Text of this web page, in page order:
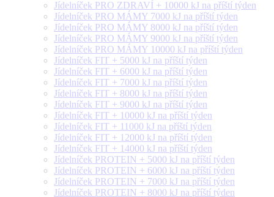
Jídelníček PRO ZDRAVÍ + 10000 kJ na příští týden
Jídelníček PRO MÁMY 7000 kJ na příští týden
Jídelníček PRO MÁMY 8000 kJ na příští týden
Jídelníček PRO MÁMY 9000 kJ na příští týden
Jídelníček PRO MÁMY 10000 kJ na příští týden
Jídelníček FIT + 5000 kJ na příští týden
Jídelníček FIT + 6000 kJ na příští týden
Jídelníček FIT + 7000 kJ na příští týden
Jídelníček FIT + 8000 kJ na příští týden
Jídelníček FIT + 9000 kJ na příští týden
Jídelníček FIT + 10000 kJ na příští týden
Jídelníček FIT + 11000 kJ na příští týden
Jídelníček FIT + 12000 kJ na příští týden
Jídelníček FIT + 14000 kJ na příští týden
Jídelníček PROTEIN + 5000 kJ na příští týden
Jídelníček PROTEIN + 6000 kJ na příští týden
Jídelníček PROTEIN + 7000 kJ na příští týden
Jídelníček PROTEIN + 8000 kJ na příští týden